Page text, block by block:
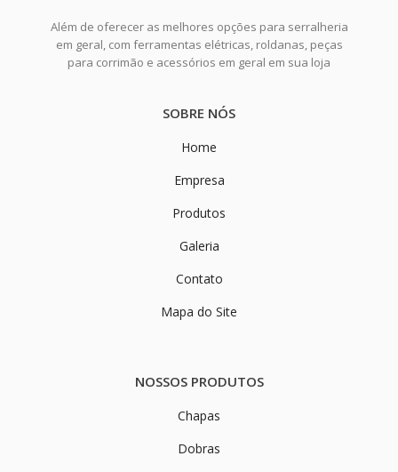
Além de oferecer as melhores opções para serralheria
em geral, com ferramentas elétricas, roldanas, peças
para corrimão e acessórios em geral em sua loja
SOBRE NÓS
Home
Empresa
Produtos
Galeria
Contato
Mapa do Site
NOSSOS PRODUTOS
Chapas
Dobras